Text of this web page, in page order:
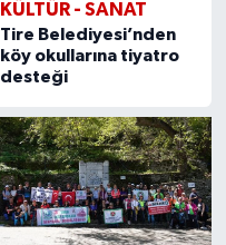
KÜLTÜR - SANAT
Tire Belediyesi’nden
köy okullarına tiyatro
desteği